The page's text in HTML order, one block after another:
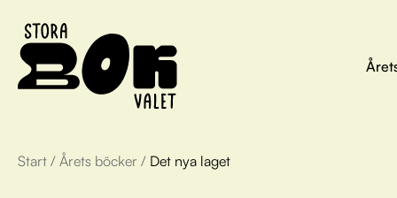
Start / Årets böcker / Det nya laget